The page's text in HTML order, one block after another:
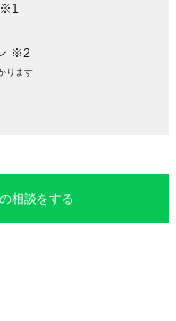
※2
ります
相談をする